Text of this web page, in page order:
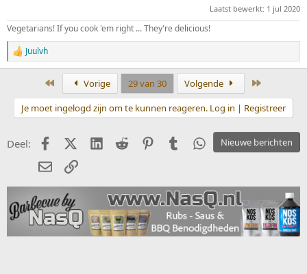
Laatst bewerkt: 1 jul 2020
Vegetarians! If you cook 'em right ... They're delicious!
W
a
d
n
:
Juulvh
Eerste Vorige 29 van 30 Volgende
Je moet ingelogd zijn om te kunnen reageren. Log in | Registreer
Nieuwe berichten
Deel: FacebookX (Twitter)
LinkedIn
Reddit PinterestTumblrWhatsApp
E-mailkoppeling